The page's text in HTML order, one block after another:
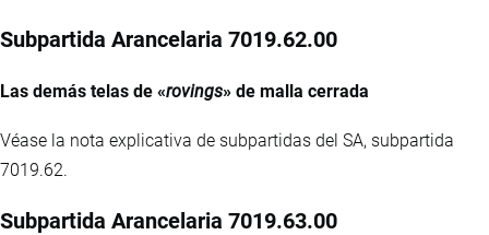
Subpartida Arancelaria 7019.62.00
Las demás telas de «rovings» de malla cerrada
Véase la nota explicativa de subpartidas del SA, subpartida
7019.62.
Subpartida Arancelaria 7019.63.00